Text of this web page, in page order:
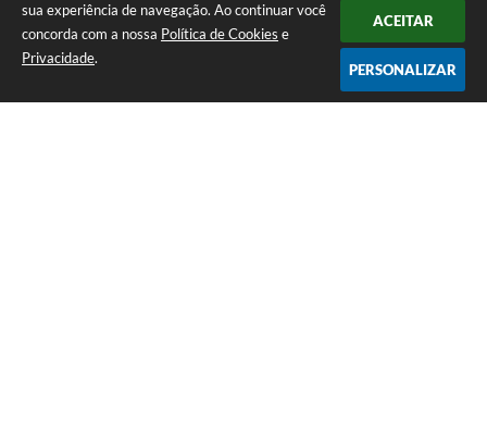
sua experiência de navegação. Ao continuar você
concorda com a nossa Política de Cookies e
Privacidade.
ACEITAR
PERSONALIZAR